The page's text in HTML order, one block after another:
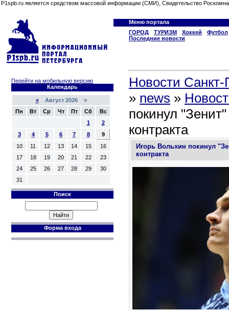
P1spb.ru является средством массовой информации (СМИ), Свидетельство
Меню портала
ГОРОД
ТУРИЗМ Хоккей
Футбол
Последние новости
Перейти на мобильную версию
Календарь
«Август 2026 »
Пн
Вт Ср Чт Пт Сб
Вс
1
2
3
4 5 6 7 8
9
10
11 12 13 14 15
16
17
18 19 20 21 22
23
24
25 26 27 28 29
30
31
Поиск
Форма входа
Новости Санкт-
» news »
покинул
контракта
Игорь Вольхин покинул
контракта